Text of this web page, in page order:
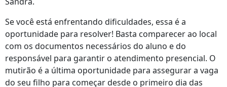
Se você está enfrentando dificuldades, essa é a
oportunidade para resolver! Basta comparecer ao local
com os documentos necessários do aluno e do
responsável para garantir o atendimento presencial. O
mutirão é a última oportunidade para assegurar a vaga
do seu filho para começar desde o primeiro dia das